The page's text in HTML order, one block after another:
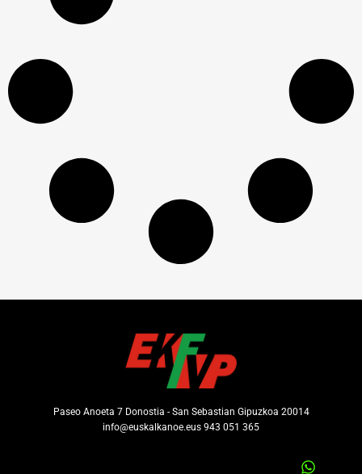
Paseo Anoeta 7 Donostia - San Sebastian Gipuzkoa 20014
info@euskalkanoe.eus 943 051 365